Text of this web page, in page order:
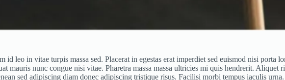
id leo in vitae turpis massa sed. Placerat in egestas erat imperdiet sed euismod nisi porta
mauris nunc congue nisi vitae. Pharetra massa massa ultricies mi quis hendrerit. Aliquet
sed adipiscing diam donec adipiscing tristique risus. Facilisi morbi tempus iaculis